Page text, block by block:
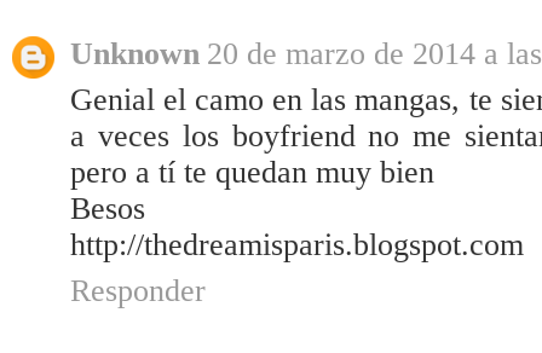
Unknown 20 de marzo de 2014 a
Genial el camo en las mangas, te
a veces los boyfriend no me
pero a tí te quedan muy bien
Besos
http://thedreamisparis.blogspot.com
Responder